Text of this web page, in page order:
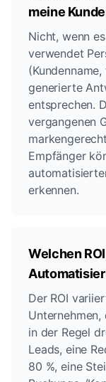
meine
Nicht, wenn
verwendet
generierte
entsprechen.
vergangenen
Empfänger
erkennen.
Welchen
Der ROI
in der Regel
Leads, eine
80 %, eine